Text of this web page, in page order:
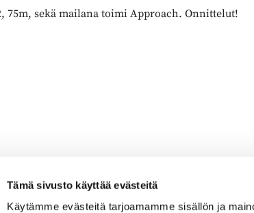
Tämä sivusto käyttää evästeitä
Käytämme evästeitä tarjoamamme sisällön ja
75m, sekä mailana toimi Approach. Onnittelut!